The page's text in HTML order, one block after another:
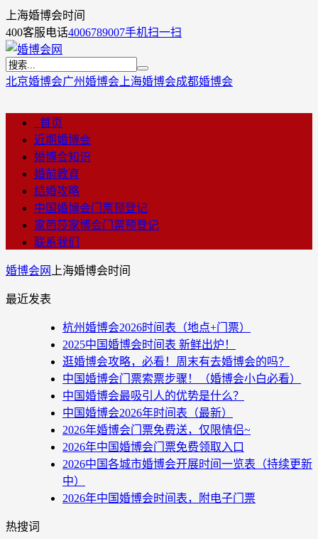
上海婚博会时间
400客服电话4006789007手机扫一扫
北京婚博会广州婚博会 上海婚博会成都婚博会
首页
近期婚博会
婚博会知识
婚前教育
结婚攻略
中国婚博会门票预登记
家芭莎家博会门票预登记
联系我们
婚博会网 上海婚博会时间
最近发表
杭州婚博会2026时间表（地点+门票）
2025中国婚博会时间表 新鲜出炉！
逛婚博会攻略，必看！周末有去婚博会的吗？
中国婚博会门票索票步骤！（婚博会小白必看）
中国婚博会最吸引人的优势是什么？
中国婚博会2026年时间表（最新）
2026年婚博会门票免费送，仅限情侣~
2026年中国婚博会门票免费领取入口
2026中国各城市婚博会开展时间一览表（持续更新
中）
2026年中国婚博会时间表，附电子门票
热搜词